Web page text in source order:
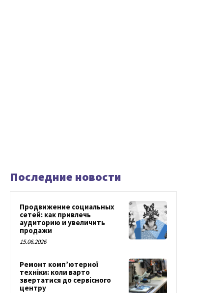
Последние новости
Продвижение социальных
сетей: как привлечь
аудиторию и увеличить
продажи
15.06.2026
Ремонт комп’ютерної
техніки: коли варто
звертатися до сервісного
центру